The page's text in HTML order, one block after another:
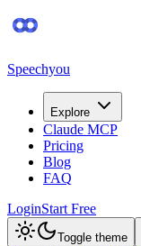
Speechyou
Explore
Claude MCP
Pricing
Blog
FAQ
LoginStart Free
Toggle theme